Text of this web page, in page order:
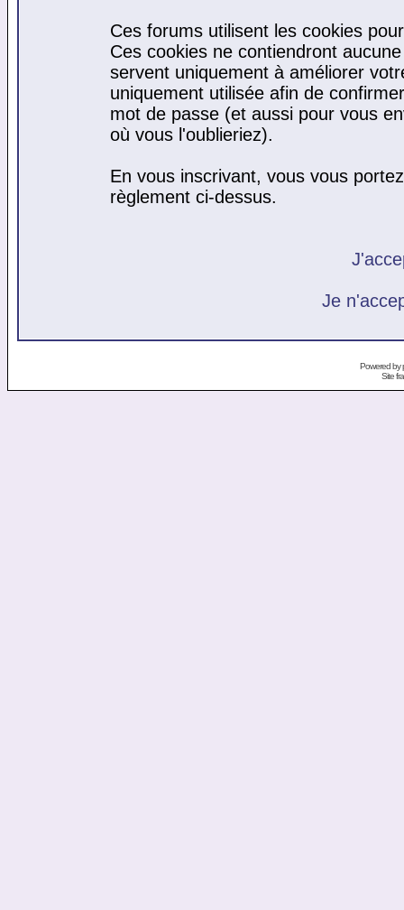
Ces forums utilisent les cookies
Ces cookies ne contiendront
servent uniquement à améliorer
uniquement utilisée afin de
mot de passe (et aussi pour vous
où vous l'oublieriez).
En vous inscrivant, vous vous
règlement ci-dessus.
Je
Powered by
Site